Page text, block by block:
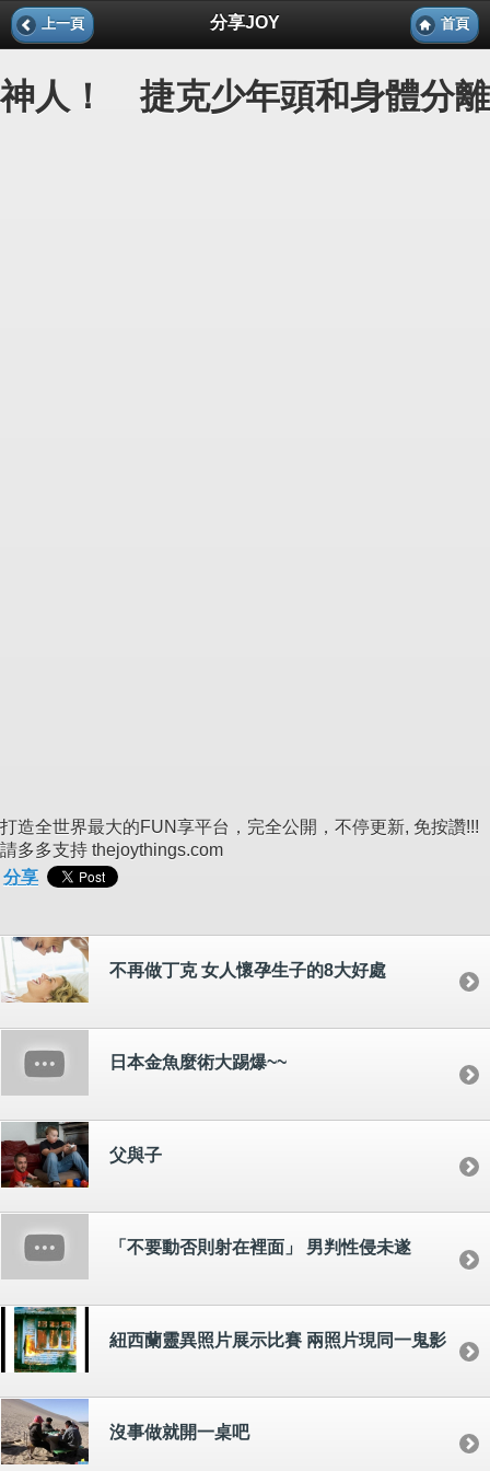
上一頁 分享JOY 首頁
神人！ 捷克少年頭和身體分離
打造全世界最大的FUN享平台，完全公開，不停更新, 免按讚!!!
請多多支持 thejoythings.com
分享
不再做丁克 女人懷孕生子的8大好處
日本金魚麼術大踢爆~~
父與子
「不要動否則射在裡面」 男判性侵未遂
紐西蘭靈異照片展示比賽 兩照片現同一鬼影
沒事做就開一桌吧